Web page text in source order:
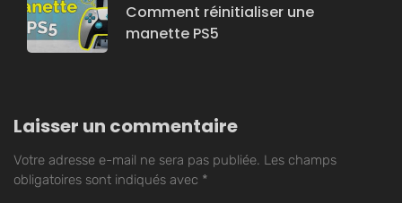
Comment réinitialiser une
manette PS5
Laisser un commentaire
Votre adresse e-mail ne sera pas publiée. Les champs
obligatoires sont indiqués avec *